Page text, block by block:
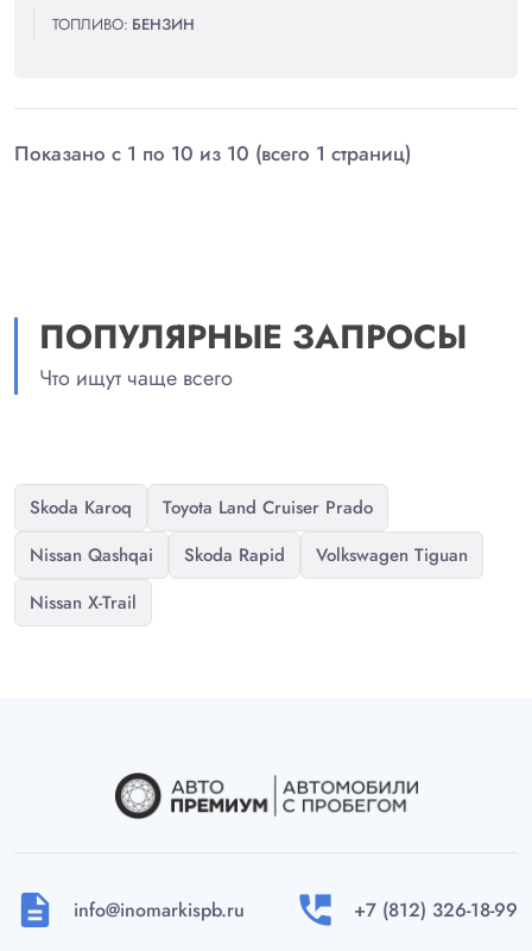
ТОПЛИВО: БЕНЗИН
Показано с 1 по 10 из 10 (всего 1 страниц)
ПОПУЛЯРНЫЕ ЗАПРОСЫ
Что ищут чаще всего
Skoda Karoq
Toyota Land Cruiser Prado
Nissan Qashqai
Skoda Rapid
Volkswagen Tiguan
Nissan X-Trail
description info@inomarkispb.ru perm_phone_msg +7 (812) 326-18-99